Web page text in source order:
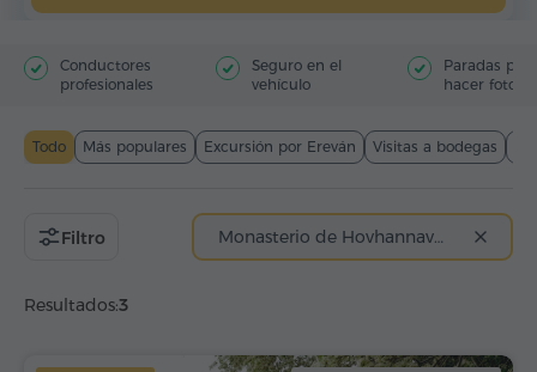
Conductores
profesionales
Seguro en el
vehículo
Paradas para
hacer fotos
Todo Más populares Excursión por Ereván Visitas a bodegas
Resultados:3
Filtro Monasterio de Hovhannavank